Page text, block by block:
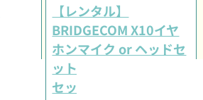
【レンタル】
BRIDGECOM X10イヤ
ホンマイク or ヘッドセ
ット 選べるオプション
セット